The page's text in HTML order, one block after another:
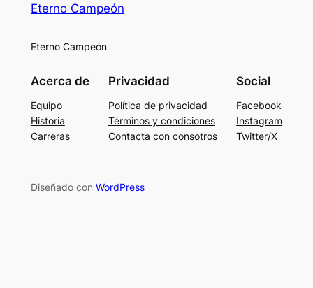
Eterno Campeón
Eterno Campeón
Acerca de
Equipo
Historia
Carreras
Privacidad
Política de privacidad
Términos y condiciones
Contacta con consotros
Social
Facebook
Instagram
Twitter/X
Diseñado con WordPress